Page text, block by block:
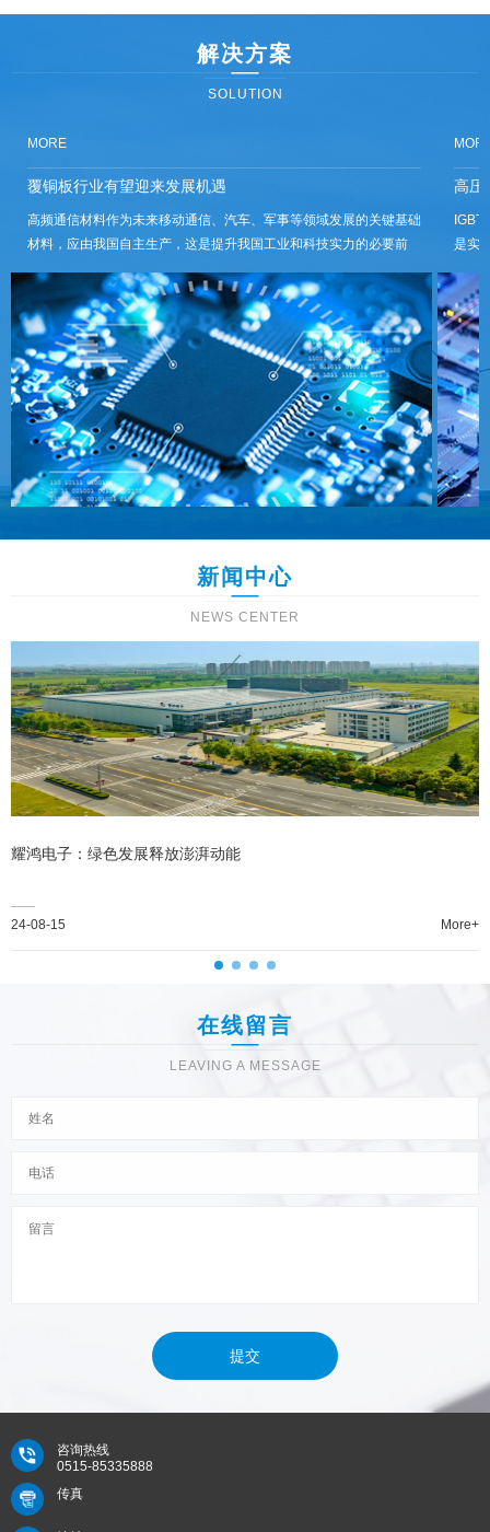
解决方案
SOLUTION
MORE
覆铜板行业有望迎来发展机遇
高频通信材料作为未来移动通信、汽车、军事等领域发展的关键基础
材料，应由我国自主生产，这是提升我国工业和科技实力的必要前
后的状态。目前，在高频覆铜板领域，实现产品批量销售的国内企业
屈···
高压
是实
区大
新闻中心
NEWS CENTER
耀鸿电子：绿色发展释放澎湃动能
24-08-15 More+
在线留言
LEAVING A MESSAGE
提交
咨询热线
0515-85335888
传真